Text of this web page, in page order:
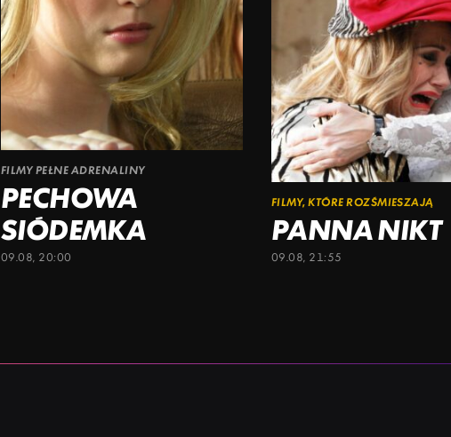
FILMY PEŁNE ADRENALINY
PECHOWA
SIÓDEMKA
09.08, 20:00
FILMY, KTÓRE ROZŚMIESZAJĄ
PANNA NIKT
09.08, 21:55